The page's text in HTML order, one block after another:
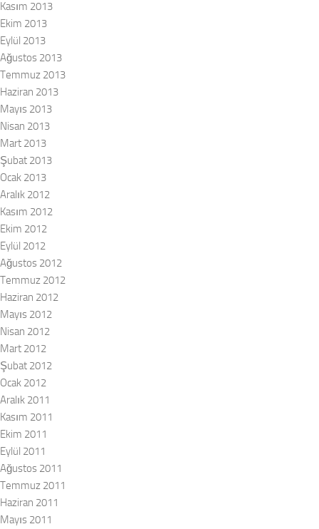
Kasım 2013
Ekim 2013
Eylül 2013
Ağustos 2013
Temmuz 2013
Haziran 2013
Mayıs 2013
Nisan 2013
Mart 2013
Şubat 2013
Ocak 2013
Aralık 2012
Kasım 2012
Ekim 2012
Eylül 2012
Ağustos 2012
Temmuz 2012
Haziran 2012
Mayıs 2012
Nisan 2012
Mart 2012
Şubat 2012
Ocak 2012
Aralık 2011
Kasım 2011
Ekim 2011
Eylül 2011
Ağustos 2011
Temmuz 2011
Haziran 2011
Mayıs 2011